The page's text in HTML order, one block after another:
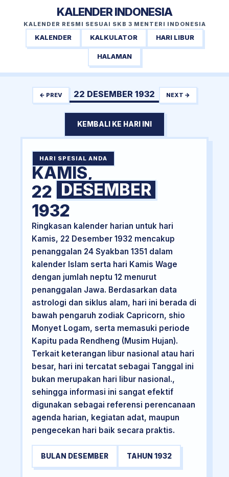
KALENDER INDONESIA
KALENDER RESMI SESUAI SKB 3 MENTERI INDONESIA
KALENDER KALKULATOR HARI LIBUR
HALAMAN
← PREV 22 DESEMBER 1932 NEXT →
KEMBALI KE HARI INI
HARI SPESIAL ANDA
KAMIS,
22 DESEMBER
1932
Ringkasan kalender harian untuk hari
Kamis, 22 Desember 1932 mencakup
penanggalan 24 Syakban 1351 dalam
kalender Islam serta hari Kamis Wage
dengan jumlah neptu 12 menurut
penanggalan Jawa. Berdasarkan data
astrologi dan siklus alam, hari ini berada di
bawah pengaruh zodiak Capricorn, shio
Monyet Logam, serta memasuki periode
Kapitu pada Rendheng (Musim Hujan).
Terkait keterangan libur nasional atau hari
besar, hari ini tercatat sebagai Tanggal ini
bukan merupakan hari libur nasional.,
sehingga informasi ini sangat efektif
digunakan sebagai referensi perencanaan
agenda harian, kegiatan adat, maupun
pengecekan hari baik secara praktis.
BULAN DESEMBER TAHUN 1932